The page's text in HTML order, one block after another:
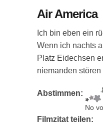
Air America
Ich bin eben ein
Wenn ich nachts
Platz Eidechsen
niemanden stören
Abstimmen:
No
Filmzitat teilen: